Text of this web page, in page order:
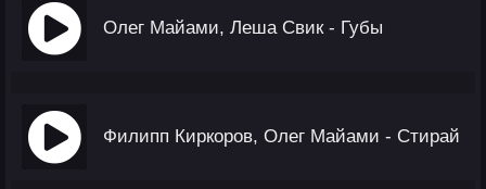
Олег Майами, Леша Свик - Губы
Филипп Киркоров, Олег Майами - Стирай